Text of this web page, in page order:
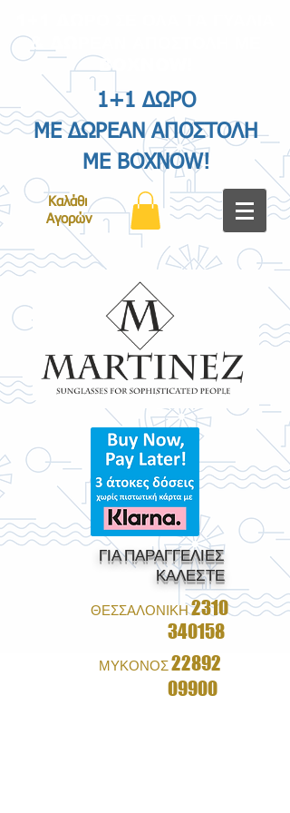
& ΔΩΡΕΑΝ ΑΠΟΣΤΟΛΗ ΜΕ
BOXNOW!
1+1 ΔΩΡΟ
ΜΕ ΔΩΡΕΑΝ ΑΠΟΣΤΟΛΗ
ΜΕ BOXNOW!
Καλάθι
Αγορών
ΓΙΑ ΠΑΡΑΓΓΕΛΙΕΣ
ΚΑΛΕΣΤΕ
ΘΕΣΣΑΛΟΝΙΚΗ2310
340158
ΜΥΚΟΝΟΣ22892
09900